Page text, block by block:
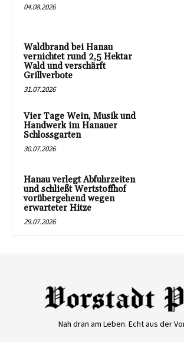
04.08.2026
Waldbrand bei Hanau
vernichtet rund 2,5 Hektar
Wald und verschärft
Grillverbote
31.07.2026
Vier Tage Wein, Musik und
Handwerk im Hanauer
Schlossgarten
30.07.2026
Hanau verlegt Abfuhrzeiten
und schließt Wertstoffhof
vorübergehend wegen
erwarteter Hitze
29.07.2026
Nah dran am Leben. Echt aus der